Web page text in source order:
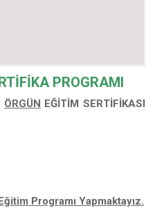
PROGRAMI
ÖRGÜN EĞİTİM SERTİFİKASI
Programı Yapmaktayız.